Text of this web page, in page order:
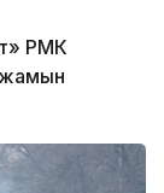
РМК